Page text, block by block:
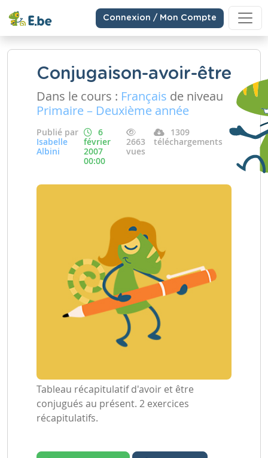
Connexion / Mon Compte
Conjugaison-avoir-être
Dans le cours : Français de niveau
Primaire – Deuxième année
Publié par
Isabelle
Albini
6
février
2007
00:00
2663
vues
1309
téléchargements
Tableau récapitulatif d'avoir et être
conjugués au présent. 2 exercices
récapitulatifs.